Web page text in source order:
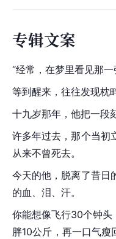
专辑文案
“经常，在梦里看见那
等到醒来，往往发现枕
十九岁那年，他把一段
许多年过去，那个当初
从来不曾死去。
今天的他，脱离了昔日
的血、泪、汗。
你能想像飞行30个钟头
胖10公斤，再一口气